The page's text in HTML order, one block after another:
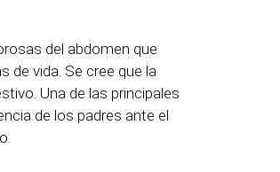
del abdomen que
de vida. Se cree que la
Una de las principales
de los padres ante el